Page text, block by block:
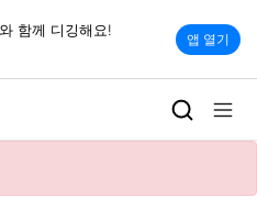
함께 디깅해요!
앱 열기